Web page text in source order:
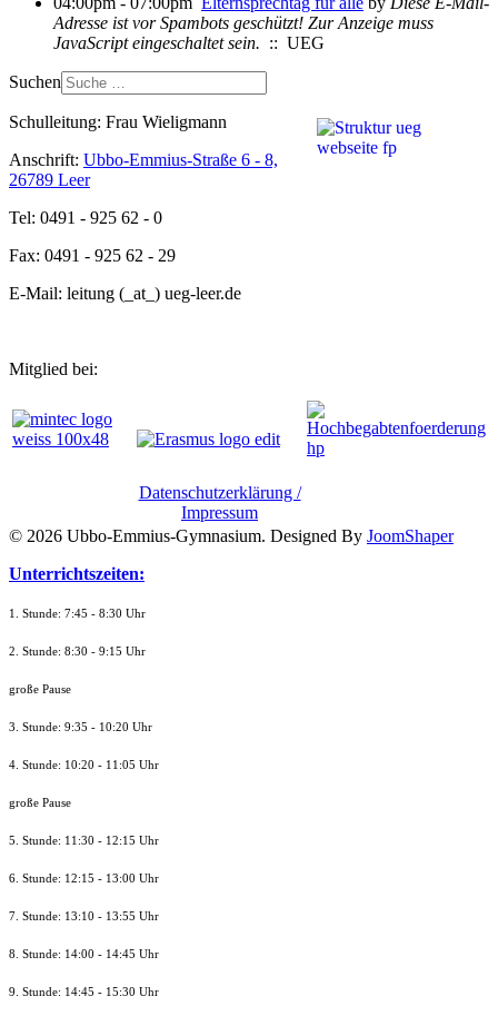
Adresse ist vor Spambots geschützt! Zur Anzeige muss
JavaScript eingeschaltet sein. :: UEG
Suchen
Schulleitung: Frau Wieligmann
Anschrift: Ubbo-Emmius-Straße 6 - 8,
26789 Leer
Tel: 0491 - 925 62 - 0
Fax: 0491 - 925 62 - 29
E-Mail: leitung (_at_) ueg-leer.de
Mitglied bei:
Datenschutzerklärung /
Impressum
© 2026 Ubbo-Emmius-Gymnasium. Designed By JoomShaper
Unterrichtszeiten:
1. Stunde: 7:45 - 8:30 Uhr
2. Stunde: 8:30 - 9:15 Uhr
große Pause
3. Stunde: 9:35 - 10:20 Uhr
4. Stunde: 10:20 - 11:05 Uhr
große Pause
5. Stunde: 11:30 - 12:15 Uhr
6. Stunde: 12:15 - 13:00 Uhr
7. Stunde: 13:10 - 13:55 Uhr
8. Stunde: 14:00 - 14:45 Uhr
9. Stunde: 14:45 - 15:30 Uhr